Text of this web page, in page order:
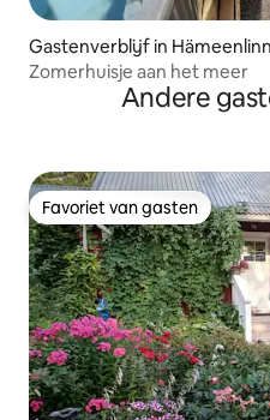
Gastenverblijf in
Zomerhuisje aan het meer
Andere
Favoriet van gasten
Favoriet van gasten